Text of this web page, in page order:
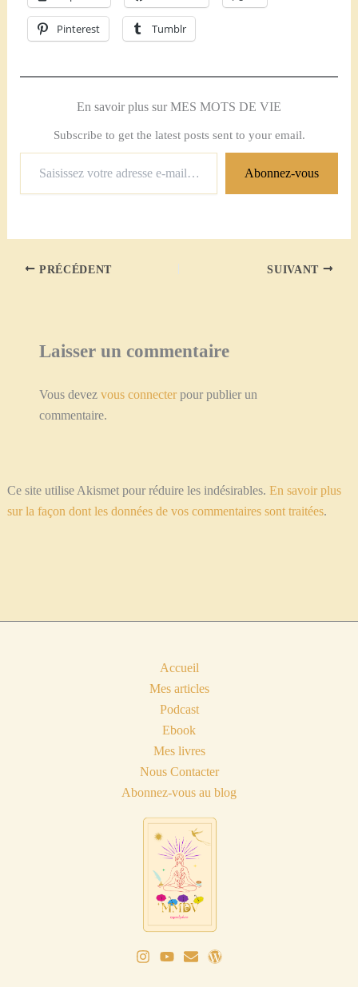
Pinterest Tumblr
En savoir plus sur MES MOTS DE VIE
Subscribe to get the latest posts sent to your email.
votre
adresse
Abonnez-vous
PRÉCÉDENT SUIVANT
Laisser un commentaire
Vous devez vous connecterpour publier un
commentaire.
Ce site utilise Akismet pour réduire les indésirables. En savoir plus
sur la façon dont les données de vos commentaires sont traitées.
Accueil
Mes articles
Podcast
Ebook
Mes livres
Nous Contacter
Abonnez-vous au blog